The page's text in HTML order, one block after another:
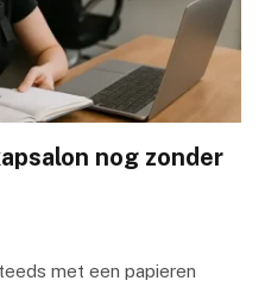
nog zonder
met een papieren